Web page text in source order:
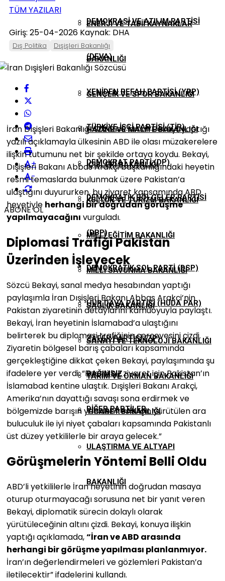
DEMOKRASI VE ATILIM PARTISI
(DEVA)
YENIDEN REFAH PARTISI (YRP)
TÜRKIYE İŞÇI PARTISI (TİP)
DEMOKRAT PARTI (DP)
DEMOKRATIK BÖLGELER PARTISI
(DBP)
DEMOKRATIK SOL PARTI (DSP)
HÜR DAVA PARTISI (HÜDA PAR)
ZAFER PARTISI (ZP)
BAĞIMSIZ
DIĞER PARTILER
ENERJI VE TABII KAYNAKLAR
BAKANLIĞI
GENÇLIK VE SPOR BAKANLIĞI
HAZINE VE MALIYE BAKANLIĞI
İÇIŞLERI BAKANLIĞI
KÜLTÜR VE TURIZM BAKANLIĞI
MILLI EĞITIM BAKANLIĞI
MILLI SAVUNMA BAKANLIĞI
SAĞLIK BAKANLIĞI
SANAYI VE TEKNOLOJI BAKANLIĞI
TARIM VE ORMAN BAKANLIĞI
TICARET BAKANLIĞI
ULAŞTIRMA VE ALTYAPI
BAKANLIĞI
TÜM YAZILARI
Giriş: 25-04-2026 Kaynak: DHA
Dış Politika Dışişleri Bakanlığı
+
-
ABONE OL
İran Dışişleri Bakanlığı Sözcüsü İsmail Bekayi, yaptığı
yazılı açıklamayla ülkesinin ABD ile olası müzakerelere
ilişkin tutumunu net bir şekilde ortaya koydu. Bekayi,
Dışişleri Bakanı Abbas Arakçi başkanlığındaki heyetin
resmi temaslarda bulunmak üzere Pakistan’a
ulaştığını duyururken, bu ziyaret kapsamında ABD
heyetiyle herhangi bir doğrudan görüşme
yapılmayacağını vurguladı.
Diplomasi Trafiği Pakistan
Üzerinden İşleyecek
Sözcü Bekayi, sanal medya hesabından yaptığı
paylaşımla İran Dışişleri Bakanı Abbas Arakçi’nin
Pakistan ziyaretinin detaylarını kamuoyuyla paylaştı.
Bekayi, İran heyetinin İslamabad’a ulaştığını
belirterek bu diplomasi trafiğinin çerçevesini çizdi.
Ziyaretin bölgesel barış çabaları kapsamında
gerçekleştiğine dikkat çeken Bekayi, paylaşımında şu
ifadelere yer verdi: “Resmi bir ziyaret için Pakistan’ın
İslamabad kentine ulaştık. Dışişleri Bakanı Arakçi,
Amerika’nın dayattığı savaşı sona erdirmek ve
bölgemizde barışın yeniden tesisi için yürütülen ara
buluculuk ile iyi niyet çabaları kapsamında Pakistanlı
üst düzey yetkililerle bir araya gelecek.”
Görüşmelerin Yöntemi Belli Oldu
ABD’li yetkililerle İran heyetinin doğrudan masaya
oturup oturmayacağı sorusuna net bir yanıt veren
Bekayi, diplomatik sürecin dolaylı olarak
yürütüleceğinin altını çizdi. Bekayi, konuya ilişkin
yaptığı açıklamada,“İran ve ABD arasında
herhangi bir görüşme yapılması planlanmıyor.
İran’ın değerlendirmeleri ve gözlemleri Pakistan’a
iletilecektir” ifadelerini kullandı.